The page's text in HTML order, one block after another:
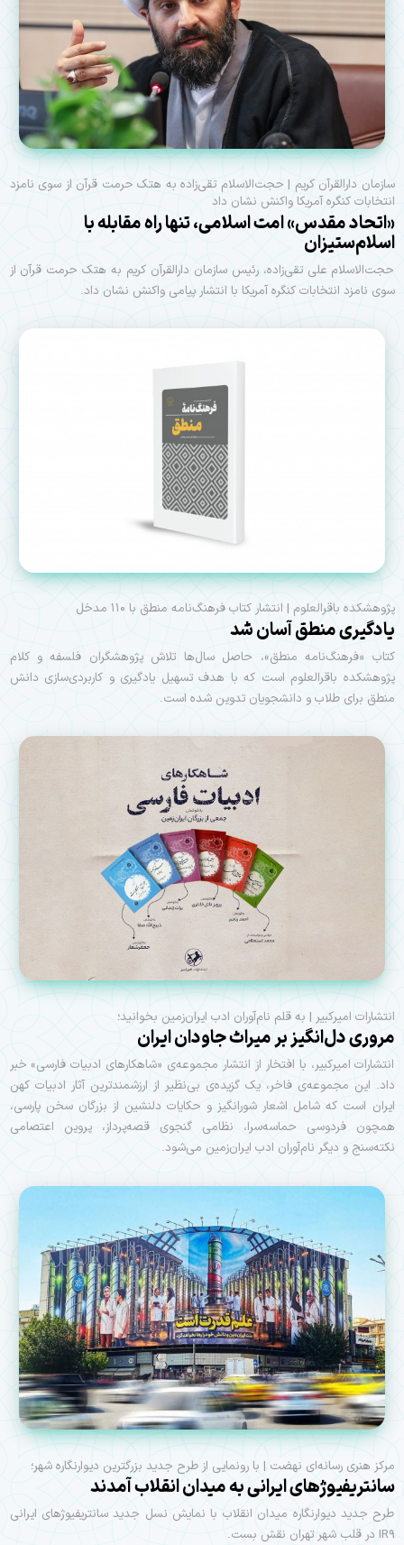
سازمان دارالقرآن کریم | حجت‌الاسلام تقی‌زاده به هتک حرمت قرآن از سوی نامزد
انتخابات کنگره آمریکا واکنش نشان داد
«اتحاد مقدس» امت اسلامی، تنها راه مقابله با
اسلام‌ستیزان
حجت‌الاسلام علی تقی‌زاده، رئیس سازمان دارالقرآن کریم به هتک حرمت قرآن از
سوی نامزد انتخابات کنگره آمریکا با انتشار پیامی واکنش نشان داد.
پژوهشکده باقرالعلوم | انتشار کتاب فرهنگ‌نامه منطق با ۱۱۰ مدخل
یادگیری منطق آسان شد
کتاب «فرهنگ‌نامه منطق»، حاصل سال‌ها تلاش پژوهشگران فلسفه و کلام
پژوهشکده باقرالعلوم است که با هدف تسهیل یادگیری و کاربردی‌سازی دانش
منطق برای طلاب و دانشجویان تدوین شده است.
انتشارات امیرکبیر | به قلم نام‌آوران ادب ایران‌زمین بخوانید؛
مروری دل‌انگیز بر میراث جاودان ایران
انتشارات امیرکبیر، با افتخار از انتشار مجموعه‌ی «شاهکارهای ادبیات فارسی» خبر
داد. این مجموعه‌ی فاخر، یک گزیده‌ی بی‌نظیر از ارزشمندترین آثار ادبیات کهن
ایران است که شامل اشعار شورانگیز و حکایات دلنشین از بزرگان سخن پارسی،
همچون فردوسی حماسه‌سرا، نظامی گنجوی قصه‌پرداز، پروین اعتصامی
نکته‌سنج و دیگر نام‌آوران ادب ایران‌زمین می‌شود.
مرکز هنری رسانه‌ای نهضت | با رونمایی از طرح جدید بزرگترین دیوارنگاره شهر؛
سانتریفیوژ‌های ایرانی به میدان انقلاب آمدند
طرح جدید دیوارنگاره میدان انقلاب با نمایش نسل جدید سانتریفیوژ‌های ایرانی
IR۹ در قلب شهر تهران نقش بست.